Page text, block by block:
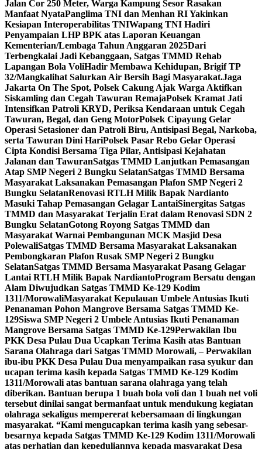
Jalan Cor 250 Meter, Warga Kampung Sesor Rasakan
Manfaat NyataPanglima TNI dan Menhan RI Yakinkan
Kesiapan Interoperabilitas TNIWapang TNI Hadiri
Penyampaian LHP BPK atas Laporan Keuangan
Kementerian/Lembaga Tahun Anggaran 2025Dari
Terbengkalai Jadi Kebanggaan, Satgas TMMD Rehab
Lapangan Bola VoliHadir Membawa Kehidupan, Brigif TP
32/Mangkalihat Salurkan Air Bersih Bagi Masyarakat.Jaga
Jakarta On The Spot, Polsek Cakung Ajak Warga Aktifkan
Siskamling dan Cegah Tawuran RemajaPolsek Kramat Jati
Intensifkan Patroli KRYD, Periksa Kendaraan untuk Cegah
Tawuran, Begal, dan Geng MotorPolsek Cipayung Gelar
Operasi Setasioner dan Patroli Biru, Antisipasi Begal, Narkoba,
serta Tawuran Dini HariPolsek Pasar Rebo Gelar Operasi
Cipta Kondisi Bersama Tiga Pilar, Antisipasi Kejahatan
Jalanan dan TawuranSatgas TMMD Lanjutkan Pemasangan
Atap SMP Negeri 2 Bungku SelatanSatgas TMMD Bersama
Masyarakat Laksanakan Pemasangan Plafon SMP Negeri 2
Bungku SelatanRenovasi RTLH Milik Bapak Nardianto
Masuki Tahap Pemasangan Gelagar LantaiSinergitas Satgas
TMMD dan Masyarakat Terjalin Erat dalam Renovasi SDN 2
Bungku SelatanGotong Royong Satgas TMMD dan
Masyarakat Warnai Pembangunan MCK Masjid Desa
PolewaliSatgas TMMD Bersama Masyarakat Laksanakan
Pembongkaran Plafon Rusak SMP Negeri 2 Bungku
SelatanSatgas TMMD Bersama Masyarakat Pasang Gelagar
Lantai RTLH Milik Bapak NardiantoProgram Bersatu dengan
Alam Diwujudkan Satgas TMMD Ke-129 Kodim
1311/MorowaliMasyarakat Kepulauan Umbele Antusias Ikuti
Penanaman Pohon Mangrove Bersama Satgas TMMD Ke-
129Siswa SMP Negeri 2 Umbele Antusias Ikuti Penanaman
Mangrove Bersama Satgas TMMD Ke-129Perwakilan Ibu
PKK Desa Pulau Dua Ucapkan Terima Kasih atas Bantuan
Sarana Olahraga dari Satgas TMMD Morowali, – Perwakilan
ibu-ibu PKK Desa Pulau Dua menyampaikan rasa syukur dan
ucapan terima kasih kepada Satgas TMMD Ke-129 Kodim
1311/Morowali atas bantuan sarana olahraga yang telah
diberikan. Bantuan berupa 1 buah bola voli dan 1 buah net voli
tersebut dinilai sangat bermanfaat untuk mendukung kegiatan
olahraga sekaligus mempererat kebersamaan di lingkungan
masyarakat. “Kami mengucapkan terima kasih yang sebesar-
besarnya kepada Satgas TMMD Ke-129 Kodim 1311/Morowali
atas perhatian dan kepeduliannya kepada masyarakat Desa